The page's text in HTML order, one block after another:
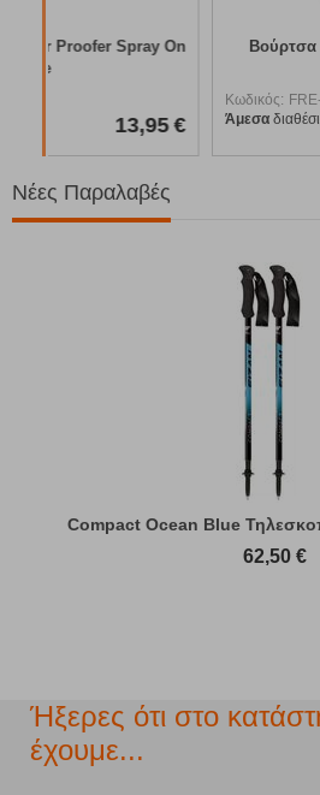
Βούρτσα Περιποίησης
διαθέσιμο
Νέες Παραλαβές
Compact Ocean Blue
62,50 €
Ήξερες ότι στο
έχουμε...